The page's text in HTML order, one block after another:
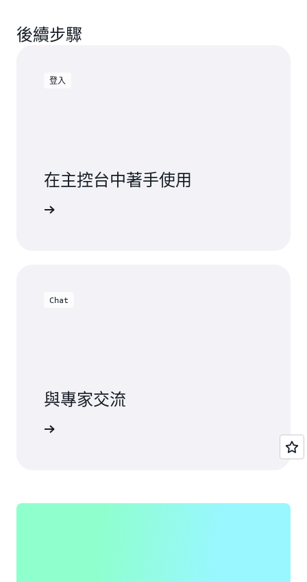
的成本效益就越高。
況資訊。
Inference 都能自動偵測並擷取值得剪輯的精華片
段。
後續步驟
登入
在主控台中著手使用
Chat
與專家交流